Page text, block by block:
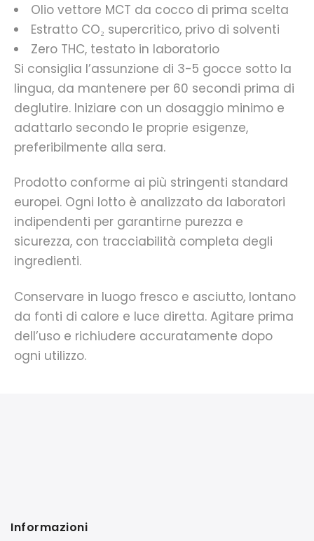
Olio vettore MCT da cocco di prima scelta
Estratto CO₂ supercritico, privo di solventi
Zero THC, testato in laboratorio
Si consiglia l’assunzione di 3-5 gocce sotto la
lingua, da mantenere per 60 secondi prima di
deglutire. Iniziare con un dosaggio minimo e
adattarlo secondo le proprie esigenze,
preferibilmente alla sera.
Prodotto conforme ai più stringenti standard
europei. Ogni lotto è analizzato da laboratori
indipendenti per garantirne purezza e
sicurezza, con tracciabilità completa degli
ingredienti.
Conservare in luogo fresco e asciutto, lontano
da fonti di calore e luce diretta. Agitare prima
dell’uso e richiudere accuratamente dopo
ogni utilizzo.
Informazioni